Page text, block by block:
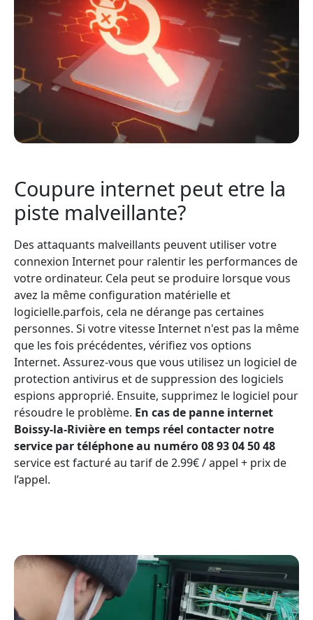
Coupure internet peut etre la
piste malveillante?
Des attaquants malveillants peuvent utiliser votre
connexion Internet pour ralentir les performances de
votre ordinateur. Cela peut se produire lorsque vous
avez la même configuration matérielle et
logicielle.parfois, cela ne dérange pas certaines
personnes. Si votre vitesse Internet n'est pas la même
que les fois précédentes, vérifiez vos options
Internet. Assurez-vous que vous utilisez un logiciel de
protection antivirus et de suppression des logiciels
espions approprié. Ensuite, supprimez le logiciel pour
résoudre le problème. En cas de panne internet
Boissy-la-Rivière en temps réel contacter notre
service par téléphone au numéro 08 93 04 50 48
service est facturé au tarif de 2.99€ / appel + prix de
l’appel.